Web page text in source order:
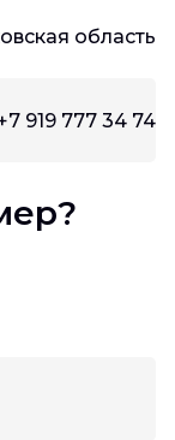
область
919 777 34 74